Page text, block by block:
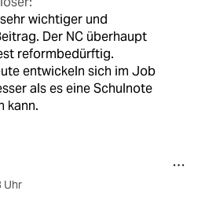
wichtiger und
Der NC überhaupt
reformbedürftig.
entwickeln sich im Job
als es eine Schulnote
kann.
Uhr